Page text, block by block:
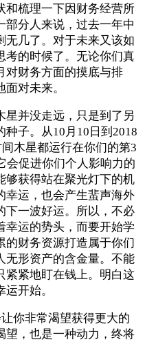
和梳理一下因财务经营所
部分人来说，过去一年中
无几了。对于未来又该如
考的时候了。无论你们真
对财务方面的摸底与排
对未来。
星并没走远，只是到了另
子。从10月10日到2018
木星都运行在你们的第3
会促进你们个人影响力的
够获得站在聚光灯下的机
幸运，也会产生蜚声海外
下一波好运。所以，不必
幸运的势头，而要开始学
的财务资源打造属于你们
无形资产的含金量。不能
紧紧地盯在钱上。明白这
开始。
你非常渴望获得更大的
望，也是一种动力，终将